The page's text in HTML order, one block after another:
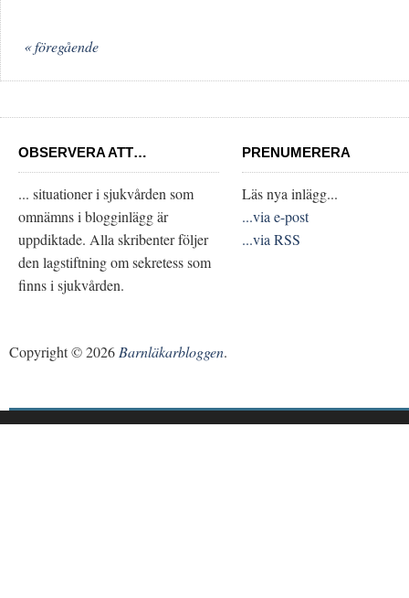
« föregående
OBSERVERA ATT…
... situationer i sjukvården som
omnämns i blogginlägg är
uppdiktade. Alla skribenter följer
den lagstiftning om sekretess som
finns i sjukvården.
PRENUMERERA
Läs nya inlägg...
...via e-post
...via RSS
Copyright © 2026 Barnläkarbloggen.